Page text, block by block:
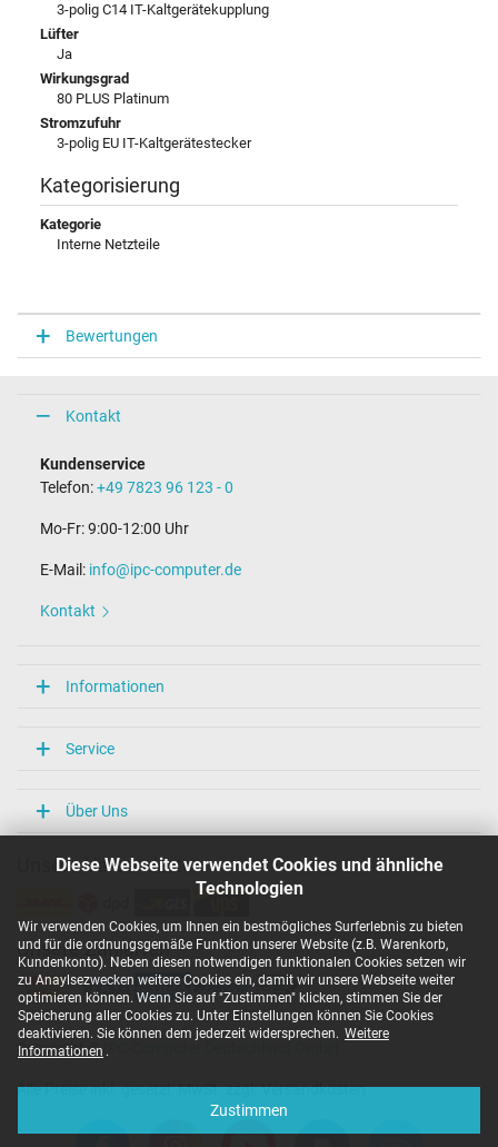
Diese Webseite verwendet Cookies und ähnliche
Technologien
Wir verwenden Cookies, um Ihnen ein bestmögliches Surferlebnis zu bieten
und für die ordnungsgemäße Funktion unserer Website (z.B. Warenkorb,
Kundenkonto). Neben diesen notwendigen funktionalen Cookies setzen wir
zu Anaylsezwecken weitere Cookies ein, damit wir unsere Webseite weiter
optimieren können. Wenn Sie auf "Zustimmen" klicken, stimmen Sie der
Speicherung aller Cookies zu. Unter Einstellungen können Sie Cookies
deaktivieren. Sie können dem jederzeit widersprechen. Weitere
Informationen .
Zustimmen
3-polig C14 IT-Kaltgerätekupplung
Lüfter
Ja
Wirkungsgrad
80 PLUS Platinum
Stromzufuhr
3-polig EU IT-Kaltgerätestecker
Kategorisierung
Kategorie
Interne Netzteile
Bewertungen
Kontakt
Kundenservice
Telefon:+49 7823 96 123 - 0
Mo-Fr: 9:00-12:00 Uhr
E-Mail: info@ipc-computer.de
Kontakt
Informationen
Service
Über Uns
Unsere Versandarten
Unsere Zahlarten
Copyright ©
Alle Preise inkl. gesetzl. MwSt. zzgl. Versandkosten